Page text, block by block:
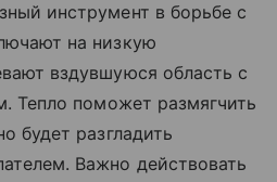
инструмент в борьбе с
на низкую
вздувшуюся область с
Тепло поможет размягчить
будет разгладить
Важно действовать